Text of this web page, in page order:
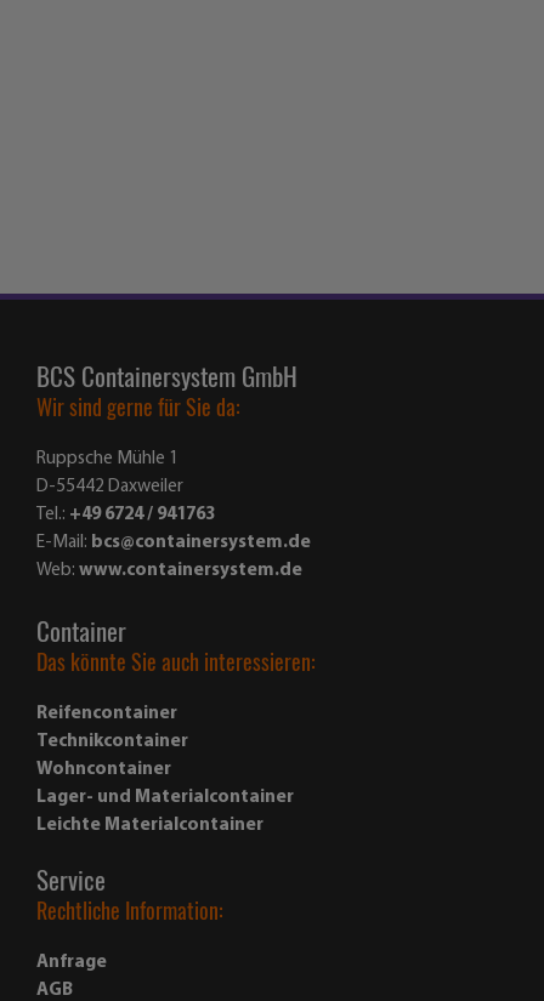
BCS Containersystem GmbH
Wir sind gerne für Sie da:
Ruppsche Mühle 1
D-55442 Daxweiler
Tel.: +49 6724 / 941763
E-Mail: bcs@containersystem.de
Web: www.containersystem.de
Container
Das könnte Sie auch interessieren:
Reifencontainer
Technikcontainer
Wohncontainer
Lager- und Materialcontainer
Leichte Materialcontainer
Service
Rechtliche Information:
Anfrage
AGB